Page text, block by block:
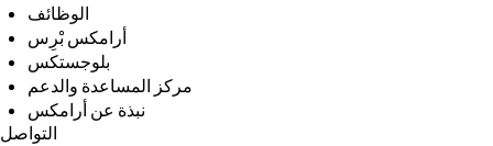
الوظائف
أرامكس بْرِس
بلوجستكس
مركز المساعدة والدعم
نبذة عن أرامكس
التواصل